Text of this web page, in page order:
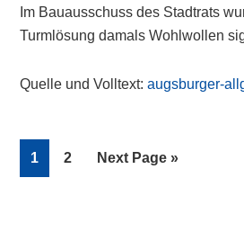
Im Bauausschuss des Stadtrats
Turmlösung damals Wohlwollen
Quelle und Volltext:augsburger-
Page
1 Page
2
Go
Next Page »